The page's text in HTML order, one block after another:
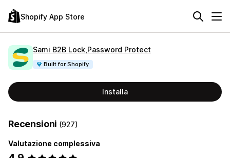
Shopify App Store
Sami B2B Lock,Password Protect
Built for Shopify
Installa
Recensioni (927)
Valutazione complessiva